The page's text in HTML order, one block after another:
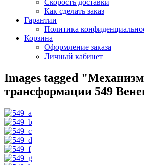
Как сделать заказ
Гарантии
Политика
Корзина
Оформление заказа
Личный кабинет
Images tagged "Механизм
трансформации 549